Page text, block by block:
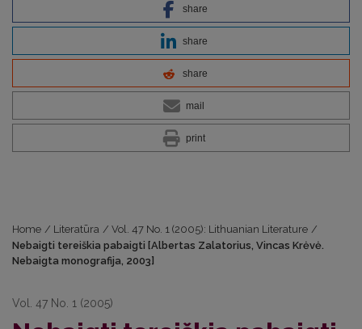
share
share
share
mail
print
Home / Literatūra / Vol. 47 No. 1 (2005): Lithuanian Literature /
Nebaigti tereiškia pabaigti [Albertas Zalatorius, Vincas Krėvė.
Nebaigta monografija, 2003]
Vol. 47 No. 1 (2005)